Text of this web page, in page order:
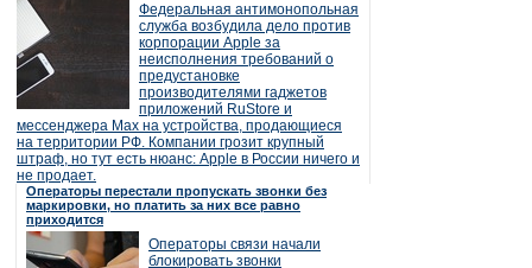
Федеральная антимонопольная
служба возбудила дело против
корпорации Apple за
неисполнения требований о
предустановке
производителями гаджетов
приложений RuStore и
мессенджера Max на устройства, продающиеся
на территории РФ. Компании грозит крупный
штраф, но тут есть нюанс: Apple в России ничего и
не продает.
Операторы перестали пропускать звонки без
маркировки, но платить за них все равно
приходится
Операторы связи начали
блокировать звонки